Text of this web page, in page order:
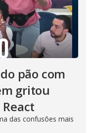
pão com
gritou
das confusões mais